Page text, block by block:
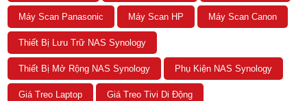
Máy Scan Panasonic Máy Scan HP Máy Scan Canon
Thiết Bị Lưu Trữ NAS Synology
Thiết Bị Mở Rộng NAS Synology Phụ Kiện NAS Synology
Giá Treo Laptop Giá Treo Tivi Di Động